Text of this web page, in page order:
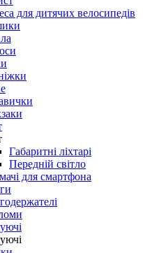
для дитячих велосипедів
Габаритні ліхтарі
Передній світло
для смартфона